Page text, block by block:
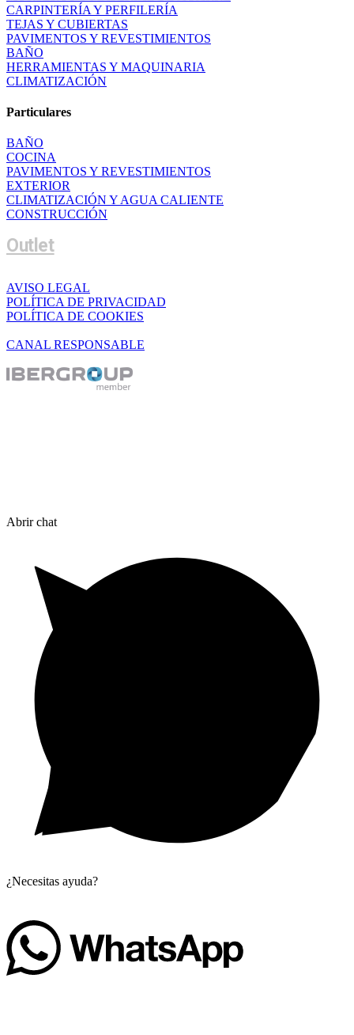
CARPINTERÍA Y PERFILERÍA
TEJAS Y CUBIERTAS
PAVIMENTOS Y REVESTIMIENTOS
BAÑO
HERRAMIENTAS Y MAQUINARIA
CLIMATIZACIÓN
Particulares
BAÑO
COCINA
PAVIMENTOS Y REVESTIMIENTOS
EXTERIOR
CLIMATIZACIÓN Y AGUA CALIENTE
CONSTRUCCIÓN
Outlet
AVISO LEGAL
POLÍTICA DE PRIVACIDAD
POLÍTICA DE COOKIES
CANAL RESPONSABLE
Abrir chat
¿Necesitas ayuda?